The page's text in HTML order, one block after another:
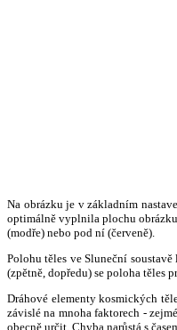
Na obrázku je v základním
optimálně vyplnila plochu
(modře) nebo pod ní (červeně).
Polohu těles ve Sluneční
(zpětně, dopředu) se poloha těles
Dráhové elementy kosmických
závislé na mnoha faktorech -
obecně určit. Chyba narůstá s